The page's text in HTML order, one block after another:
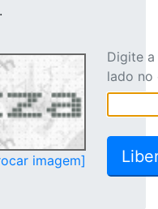
imagem]
Digite
lado no